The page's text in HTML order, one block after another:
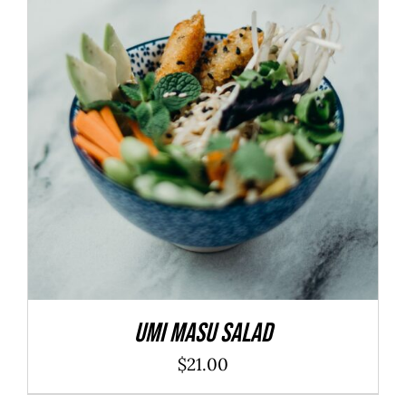
ADD TO CART / DÉTAILS
Umi Masu Salad
$21.00